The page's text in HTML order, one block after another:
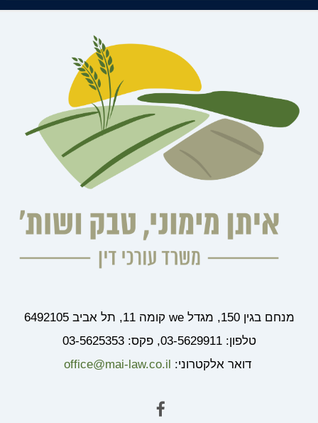
מנחם בגין 150, מגדל we קומה 11, תל אביב 6492105
טלפון: 03-5629911, פקס: 03-5625353
דואר אלקטרוני: office@mai-law.co.il